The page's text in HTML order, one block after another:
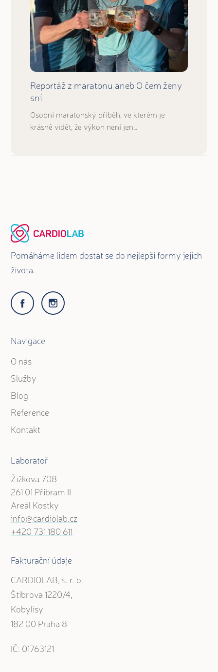
Reportáž z maratonu aneb O čem ženy
sní
Osobní maratonský příběh, ve kterém je
krásně vidět, že výkon není jen…
Pomáháme lidem dostat se do nejlepší formy jejich
života.
Navigace
O nás
Služby
Blog
Reference
Kontakt
Laboratoř
Žižkova 708
261 01 Příbram II
Areál Kostky
info@cardiolab.cz
+420 731 180 611
Fakturační údaje
CARDIOLAB, s. r. o.
Štíbrova 1220/4,
Kobylisy
182 00 Praha 8
IČ: 01763121